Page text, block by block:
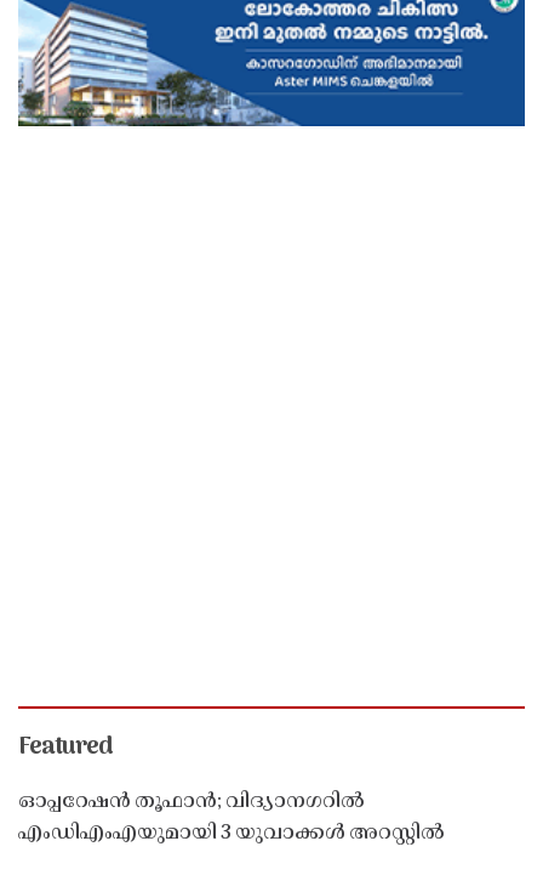
Featured
ഓപ്പറേഷൻ തൂഫാൻ; വിദ്യാനഗറിൽ
എംഡിഎംഎയുമായി 3 യുവാക്കൾ അറസ്റ്റിൽ